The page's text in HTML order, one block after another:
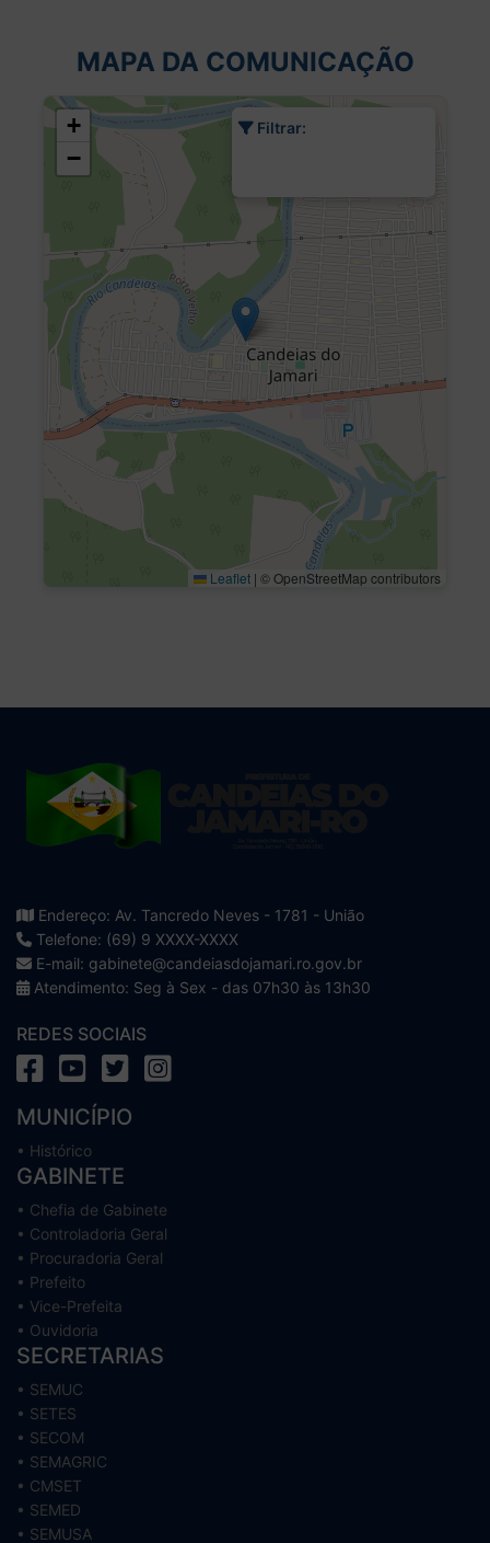
MAPA DA COMUNICAÇÃO
Filtrar:
+
−
Leaflet | © OpenStreetMap contributors
Endereço: Av. Tancredo Neves - 1781 - União
Telefone: (69) 9 XXXX-XXXX
E-mail: gabinete@candeiasdojamari.ro.gov.br
Atendimento: Seg à Sex - das 07h30 às 13h30
REDES SOCIAIS
MUNICÍPIO
• Histórico
GABINETE
• Chefia de Gabinete
• Controladoria Geral
• Procuradoria Geral
• Prefeito
• Vice-Prefeita
• Ouvidoria
SECRETARIAS
• SEMUC
• SETES
• SECOM
• SEMAGRIC
• CMSET
• SEMED
• SEMUSA